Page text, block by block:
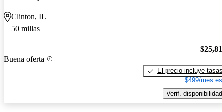
Clinton, IL
50 millas
Buena oferta
El precio incluye tasas
$499/mes
Verif. disponibilidad